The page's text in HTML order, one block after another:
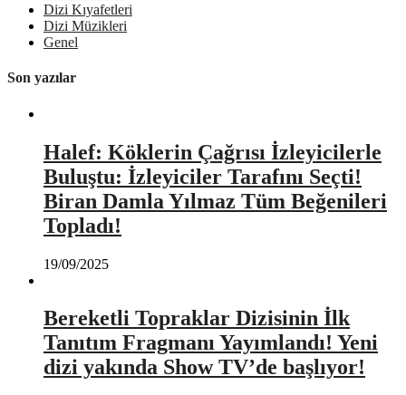
Dizi Kıyafetleri
Dizi Müzikleri
Genel
Son yazılar
Halef: Köklerin Çağrısı İzleyicilerle
Buluştu: İzleyiciler Tarafını Seçti!
Biran Damla Yılmaz Tüm Beğenileri
Topladı!
19/09/2025
Bereketli Topraklar Dizisinin İlk
Tanıtım Fragmanı Yayımlandı! Yeni
dizi yakında Show TV’de başlıyor!